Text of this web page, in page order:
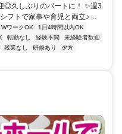
◎久しぶりのパートに！ ✨週3
フトで家事や育児と両立♪ ...
ワークOK
1日4時間以内OK
転勤なし 経験不問
未経験者歓迎
残業なし 研修あり
夕方